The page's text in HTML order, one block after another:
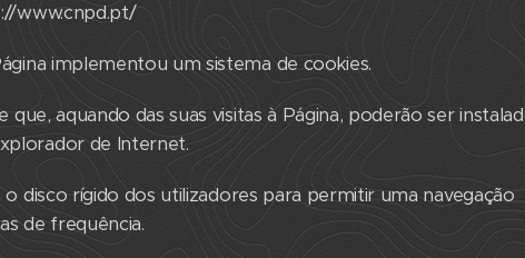
www.cnpd.pt/
implementou um sistema de cookies.
aquando das suas visitas à Página, poderão ser
de Internet.
disco rígido dos utilizadores para permitir uma navegação
de frequência.